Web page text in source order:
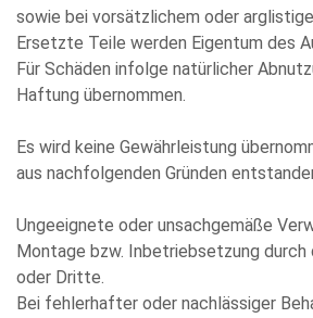
sowie bei vorsätzlichem oder
Ersetzte Teile werden Eigentum des
Für Schäden infolge natürlicher
Haftung übernommen.
Es wird keine Gewährleistung
aus nachfolgenden Gründen
Ungeeignete oder unsachgemäße
Montage bzw. Inbetriebsetzung
oder Dritte.
Bei fehlerhafter oder nachlässiger